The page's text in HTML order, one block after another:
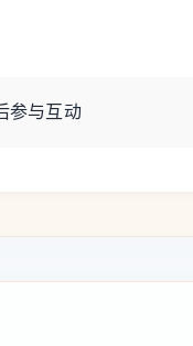
能被用于押金扣除
jian
参与互动